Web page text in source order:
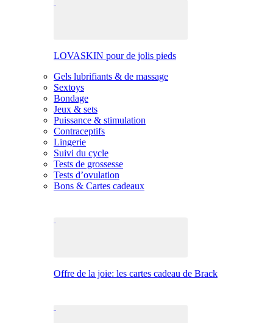
LOVASKIN pour de jolis pieds
Gels lubrifiants & de massage
Sextoys
Bondage
Jeux & sets
Puissance & stimulation
Contraceptifs
Lingerie
Suivi du cycle
Tests de grossesse
Tests d’ovulation
Bons & Cartes cadeaux
Offre de la joie: les cartes cadeau de Brack